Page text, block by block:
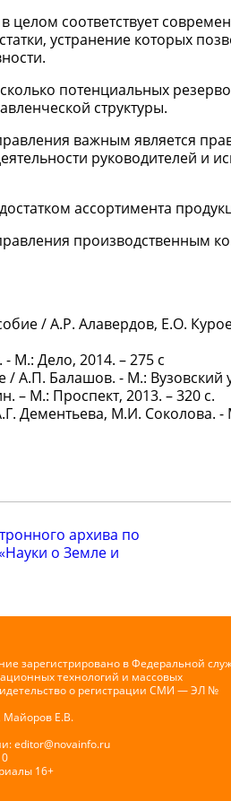
целом соответствует
устранение которых
потенциальных
структуры.
важным является
руководителей и
ассортимента
производственным
/ А.Р. Алавердов, Е.О.
М.: Дело, 2014. – 275 с
А.П. Балашов. - М.: Вузовский
– М.: Проспект, 2013. – 320 с.
Дементьева, М.И. Соколова. -
архива по
о Земле и
зарегистрировано в Федеральной
технологий и массовых
о регистрации СМИ — ЭЛ №
Майоров Е.В.
editor@novainfo.ru
16+